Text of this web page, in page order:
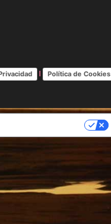
| Política de Cookies